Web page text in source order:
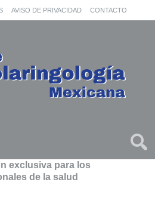
AVISO DE PRIVACIDAD CONTACTO
exclusiva para los
de la salud